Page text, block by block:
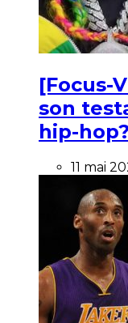
[Focus-
son
hip-hop?
11 mai